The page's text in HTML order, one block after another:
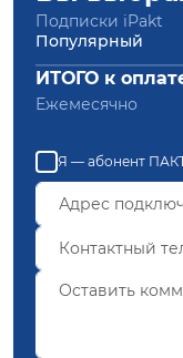
Подписки iPakt
Популярный
ИТОГО к
Ежемесячно
Я — абонент